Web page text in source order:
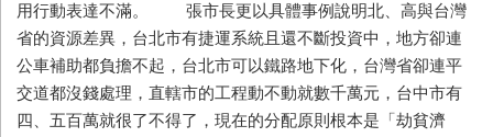
用行動表達不滿。 張市長更以具體事例說明北、高與台灣
省的資源差異，台北市有捷運系統且還不斷投資中，地方卻連
公車補助都負擔不起，台北市可以鐵路地下化，台灣省卻連平
交道都沒錢處理，直轄市的工程動不動就數千萬元，台中市有
四、五百萬就很了不得了，現在的分配原則根本是「劫貧濟